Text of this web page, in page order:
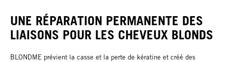
UNE RÉPARATION PERMANENTE DES
LIAISONS POUR LES CHEVEUX BLONDS
BLONDME prévient la casse et la perte de kératine et créé des